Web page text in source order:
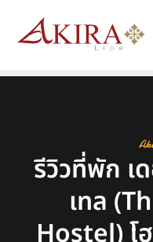
รีวิวที่พัก เ
เทล
Hostel) โ